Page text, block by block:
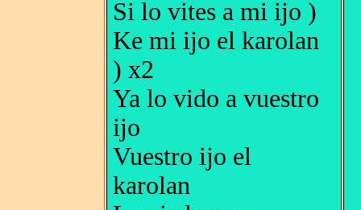
Si lo vites a mi ijo )
Ke mi ijo el karolan
) x2
Ya lo vido a vuestro
ijo
Vuestro ijo el
karolan